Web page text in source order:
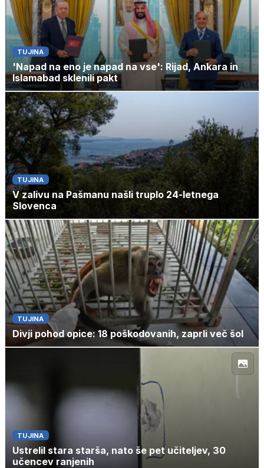
TUJINA
'Napad na eno je napad na vse': Rijad, Ankara in
Islamabad sklenili pakt
TUJINA
V zalivu na Pašmanu našli truplo 24-letnega
Slovenca
TUJINA
Divji pohod opice: 18 poškodovanih, zaprli več šol
TUJINA
Ustrelil stara starša, nato še pet učiteljev, 30
učencev ranjenih